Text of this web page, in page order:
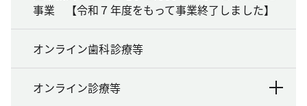
事業 【令和７年度をもって事業終了しました】
オンライン歯科診療等
オンライン診療等